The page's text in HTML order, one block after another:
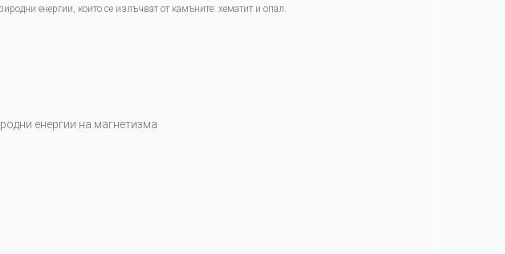
енергии, които се излъчват от камъните: хематит и опал.
енергии на магнетизма